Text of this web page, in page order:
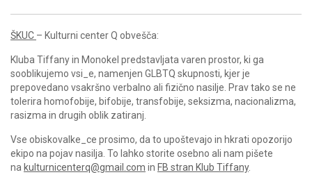
ŠKUC – Kulturni center Q obvešča:
Kluba Tiffany in Monokel predstavljata varen prostor, ki ga
sooblikujemo vsi_e, namenjen GLBTQ skupnosti, kjer je
prepovedano vsakršno verbalno ali fizično nasilje. Prav tako se ne
tolerira homofobije, bifobije, transfobije, seksizma, nacionalizma,
rasizma in drugih oblik zatiranj.
Vse obiskovalke_ce prosimo, da to upoštevajo in hkrati opozorijo
ekipo na pojav nasilja. To lahko storite osebno ali nam pišete
na kulturnicenterq@gmail.com in FB stran Klub Tiffany.